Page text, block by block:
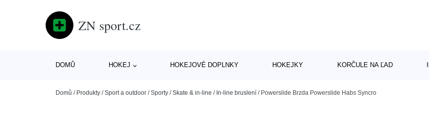
ZN sport.cz
DOMŮ HOKEJ HOKEJOVÉ DOPLNKY HOKEJKY KORČULE NA ĽAD
Domů / Produkty /Sport a outdoor /Sporty /Skate & in-line / In-line bruslení / Powerslide Brzda Powerslide Habs Syncro